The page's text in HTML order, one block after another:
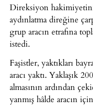
Direksiyon
aydınlatma direğine
grup aracın etrafına
istedi.
Faşistler, yaktıkları
aracı yaktı. Yaklaşık
almasının ardından
yanmış hâlde aracın